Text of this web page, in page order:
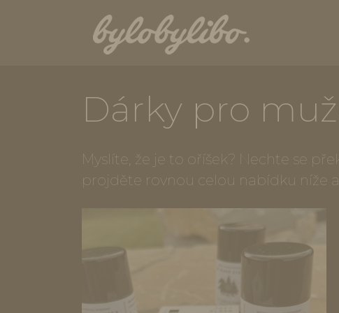
Dárky pro
Myslíte, že je to oříšek? Nechte se
projděte rovnou celou nabídku níže